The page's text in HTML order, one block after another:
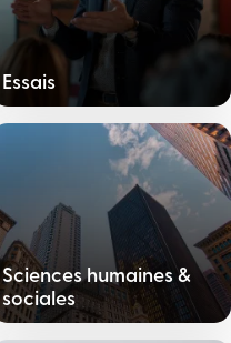
Essais
Sciences humaines &
sociales